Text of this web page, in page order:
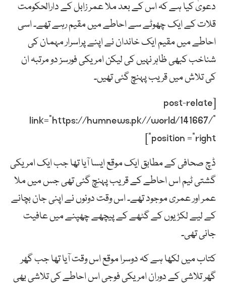
دعویٰ کیا ہے کہ اس کے بعد ملا عمر زابل کے دارالحکومت
قلات کے ایک چھوٹے سے احاطے میں مقیم رہے تھے۔ اسی
احاطے میں مقیم ایک خاندان نے اپنے پراسرار مہمان کی
شناخب کبھی ظاہر نہیں کی لیکن امریکی فورسز دو مرتبہ ان
کی تلاش میں قریب پہنچ گئی تھیں۔
[post-relate
link=”https://humnews.pk//world/141667/”
position =”right”]
ڈچ صحافی کے مطابق ایک موقع ایسا آیا تھا جب ایک امریکی
گشتی ٹیم اس احاطے کے قریب پہنچ گئی تھی جس میں ملا
عمر اور عمری موجود تھے۔ اس وقت دونوں نے اپنی جان بچانے
کے لیے لکڑیوں کے گٹھے کے پیچھے چھپنے میں عافیت
جانی تھی۔
کتاب میں لکھا ہے کہ دوسرا موقع اس وقت آیا تھا جب گھر
گھر تلاشی کے دوران امریکی فوجی اس احاطے کی تلاشی بھی